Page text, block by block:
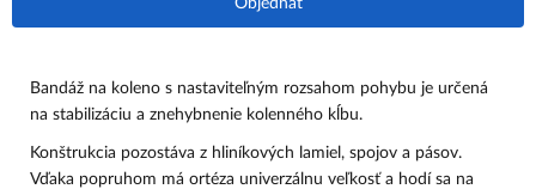
Objednať
Bandáž na koleno s nastaviteľným rozsahom pohybu je určená
na stabilizáciu a znehybnenie kolenného kĺbu.
Konštrukcia pozostáva z hliníkových lamiel, spojov a pásov.
Vďaka popruhom má ortéza univerzálnu veľkosť a hodí sa na